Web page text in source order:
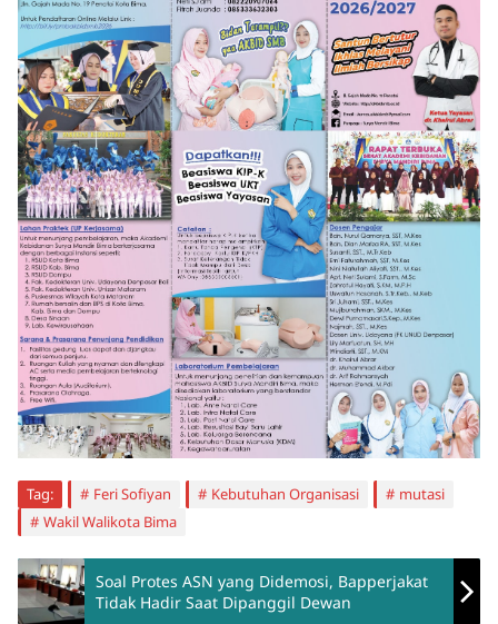
Tag: Feri Sofiyan Kebutuhan Organisasi
mutasi
Wakil Walikota Bima
Soal Protes ASN yang Didemosi, Bapperjakat
Tidak Hadir Saat Dipanggil Dewan